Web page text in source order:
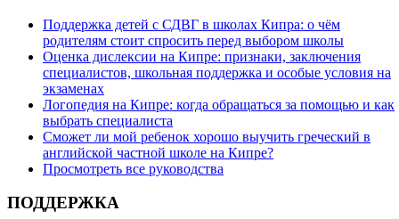
Поддержка детей с СДВГ в школах Кипра: о чём
родителям стоит спросить перед выбором школы
Оценка дислексии на Кипре: признаки, заключения
специалистов, школьная поддержка и особые условия на
экзаменах
Логопедия на Кипре: когда обращаться за помощью и как
выбрать специалиста
Сможет ли мой ребенок хорошо выучить греческий в
английской частной школе на Кипре?
Просмотреть все руководства
ПОДДЕРЖКА